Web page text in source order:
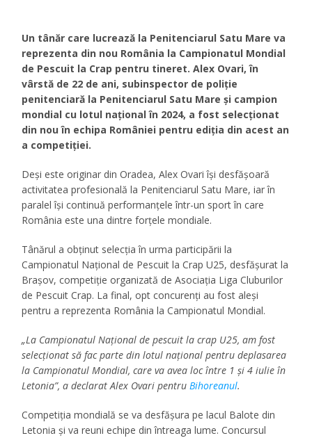
Un tânăr care lucrează la Penitenciarul Satu Mare va
reprezenta din nou România la Campionatul Mondial
de Pescuit la Crap pentru tineret. Alex Ovari, în
vârstă de 22 de ani, subinspector de poliție
penitenciară la Penitenciarul Satu Mare și campion
mondial cu lotul național în 2024, a fost selecționat
din nou în echipa României pentru ediția din acest an
a competiției.
Deși este originar din Oradea, Alex Ovari își desfășoară
activitatea profesională la Penitenciarul Satu Mare, iar în
paralel își continuă performanțele într-un sport în care
România este una dintre forțele mondiale.
Tânărul a obținut selecția în urma participării la
Campionatul Național de Pescuit la Crap U25, desfășurat la
Brașov, competiție organizată de Asociația Liga Cluburilor
de Pescuit Crap. La final, opt concurenți au fost aleși
pentru a reprezenta România la Campionatul Mondial.
„La Campionatul Național de pescuit la crap U25, am fost
selecționat să fac parte din lotul național pentru deplasarea
la Campionatul Mondial, care va avea loc între 1 și 4 iulie în
Letonia”, a declarat Alex Ovari pentruBihoreanul.
Competiția mondială se va desfășura pe lacul Balote din
Letonia și va reuni echipe din întreaga lume. Concursul